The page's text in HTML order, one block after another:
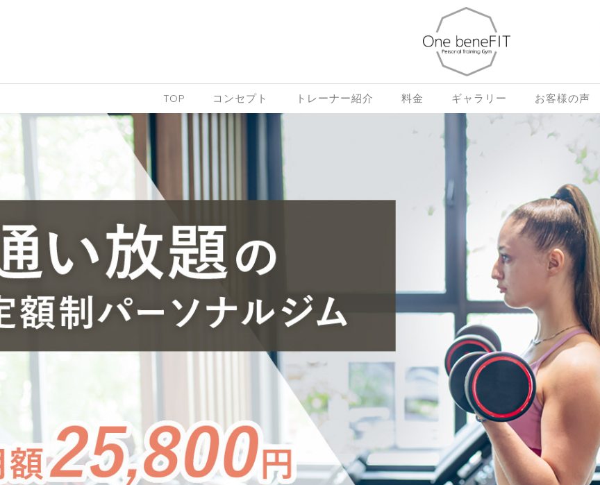
TOP コンセプト トレーナー紹介 料金 ギャラリー お客様の声